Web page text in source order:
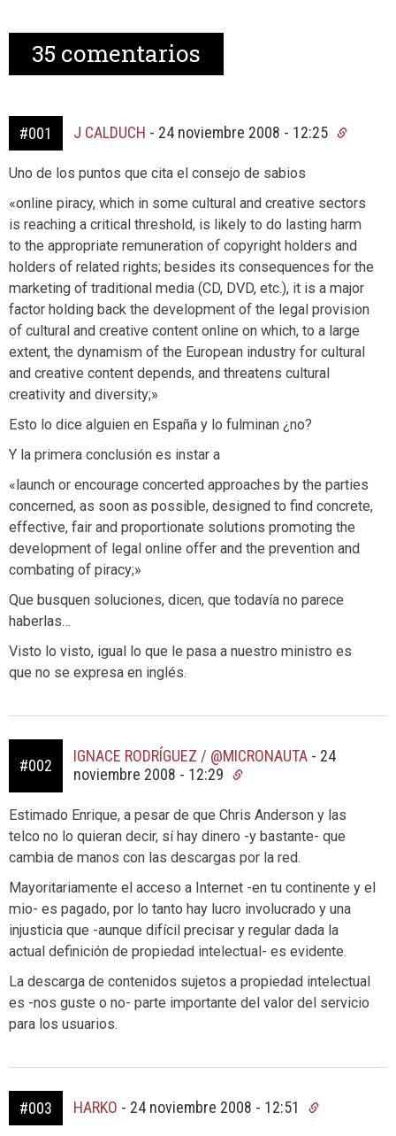
35 comentarios
#001 J CALDUCH - 24 noviembre 2008 - 12:25
Uno de los puntos que cita el consejo de sabios
«online piracy, which in some cultural and creative sectors
is reaching a critical threshold, is likely to do lasting harm
to the appropriate remuneration of copyright holders and
holders of related rights; besides its consequences for the
marketing of traditional media (CD, DVD, etc.), it is a major
factor holding back the development of the legal provision
of cultural and creative content online on which, to a large
extent, the dynamism of the European industry for cultural
and creative content depends, and threatens cultural
creativity and diversity;»
Esto lo dice alguien en España y lo fulminan ¿no?
Y la primera conclusión es instar a
«launch or encourage concerted approaches by the parties
concerned, as soon as possible, designed to find concrete,
effective, fair and proportionate solutions promoting the
development of legal online offer and the prevention and
combating of piracy;»
Que busquen soluciones, dicen, que todavía no parece
haberlas…
Visto lo visto, igual lo que le pasa a nuestro ministro es
que no se expresa en inglés.
#002
IGNACE RODRÍGUEZ / @MICRONAUTA - 24
noviembre 2008 - 12:29
Estimado Enrique, a pesar de que Chris Anderson y las
telco no lo quieran decir, sí hay dinero -y bastante- que
cambia de manos con las descargas por la red.
Mayoritariamente el acceso a Internet -en tu continente y el
mio- es pagado, por lo tanto hay lucro involucrado y una
injusticia que -aunque difícil precisar y regular dada la
actual definición de propiedad intelectual- es evidente.
La descarga de contenidos sujetos a propiedad intelectual
es -nos guste o no- parte importante del valor del servicio
para los usuarios.
#003 HARKO - 24 noviembre 2008 - 12:51